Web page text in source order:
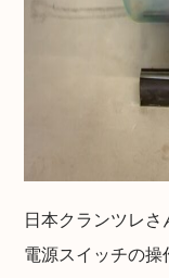
日本クランツレさ
電源スイッチの操